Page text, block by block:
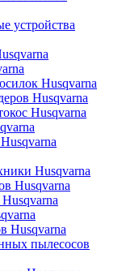
устройства
Husqvarna
Husqvarna
Husqvarna
Husqvarna
Husqvarna
Husqvarna
Husqvarna
пылесосов